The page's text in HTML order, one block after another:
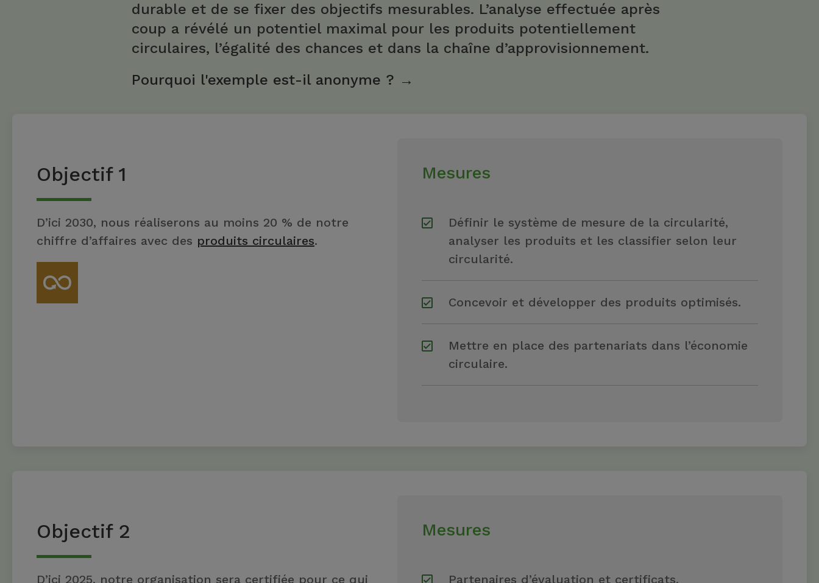
durable et de se fixer des objectifs mesurables. L’analyse effectuée après
coup a révélé un potentiel maximal pour les produits potentiellement
circulaires, l’égalité des chances et dans la chaîne d’approvisionnement.
Pourquoi l'exemple est-il anonyme ? →
Objectif 1
D’ici 2030, nous réaliserons au moins 20 % de notre
chiffre d’affaires avec des produits circulaires.
Mesures
Définir le système de mesure de la circularité,
analyser les produits et les classifier selon leur
circularité.
Concevoir et développer des produits optimisés.
Mettre en place des partenariats dans l’économie
circulaire.
Objectif 2
D’ici 2025, notre organisation sera certifiée pour ce qui
Mesures
Partenaires d’évaluation et certificats.